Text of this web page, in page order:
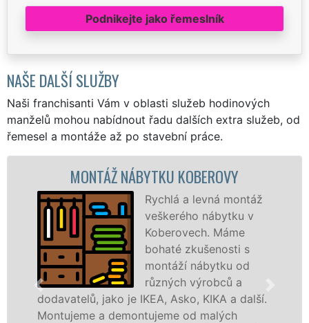
Podnikejte jako řemeslník
NAŠE DALŠÍ SLUŽBY
Naši franchisanti Vám v oblasti služeb hodinových
manželů mohou nabídnout řadu dalších extra služeb, od
řemesel a montáže až po stavební práce.
MONTÁŽ NÁBYTKU KOBEROVY
Rychlá a levná montáž
veškerého nábytku v
Koberovech. Máme
bohaté zkušenosti s
montáží nábytku od
různých výrobců a
dodavatelů, jako je IKEA, Asko, KIKA a další.
Montujeme a demontujeme od malých